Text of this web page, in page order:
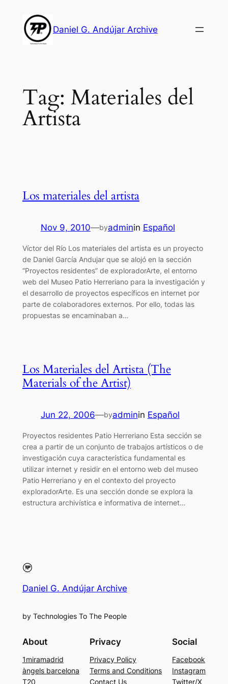
content
Daniel G. Andújar Archive
Tag: Materiales del
Artista
Los materiales del artista
Nov 9, 2010—byadminin Español
Víctor del Río Los materiales del artista es un proyecto
de Daniel García Andujar que se alojó en la sección
“Proyectos residentes” de exploradorArte, el entorno
web del Museo Patio Herreriano para la investigación y
el desarrollo de proyectos específicos en internet por
parte de colaboradores externos. Por ello, todas las
propuestas se encaminaban a…
Los Materiales del Artista (The
Materials of the Artist)
Jun 22, 2006—byadminin Español
Proyectos residentes Patio Herreriano Esta sección se
crea a partir de un conjunto de trabajos artísticos o de
investigación cuya característica fundamental es
utilizar internet y residir en el entorno web del museo
Patio Herreriano y en el contexto del proyecto
exploradorArte. Es una sección donde se explora la
estructura archivística e informativa de internet…
Daniel G. Andújar Archive
by Technologies To The People
About
1miramadrid
àngels barcelona
T20
Privacy
Privacy Policy
Terms and Conditions
Contact Us
Social
Facebook
Instagram
Twitter/X